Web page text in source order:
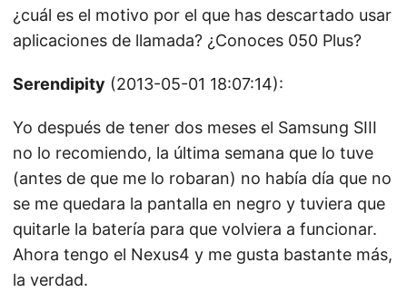
¿cuál es el motivo por el que has descartado usar
aplicaciones de llamada? ¿Conoces 050 Plus?
Serendipity (2013-05-01 18:07:14):
Yo después de tener dos meses el Samsung SIII
no lo recomiendo, la última semana que lo tuve
(antes de que me lo robaran) no había día que no
se me quedara la pantalla en negro y tuviera que
quitarle la batería para que volviera a funcionar.
Ahora tengo el Nexus4 y me gusta bastante más,
la verdad.